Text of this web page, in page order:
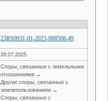
23RS0031-01-2025-008508-49
28.07.2025
Споры, связанные с земельными
отношениями →
Другие споры, связанные с
землепользованием →
Споры, связанные с